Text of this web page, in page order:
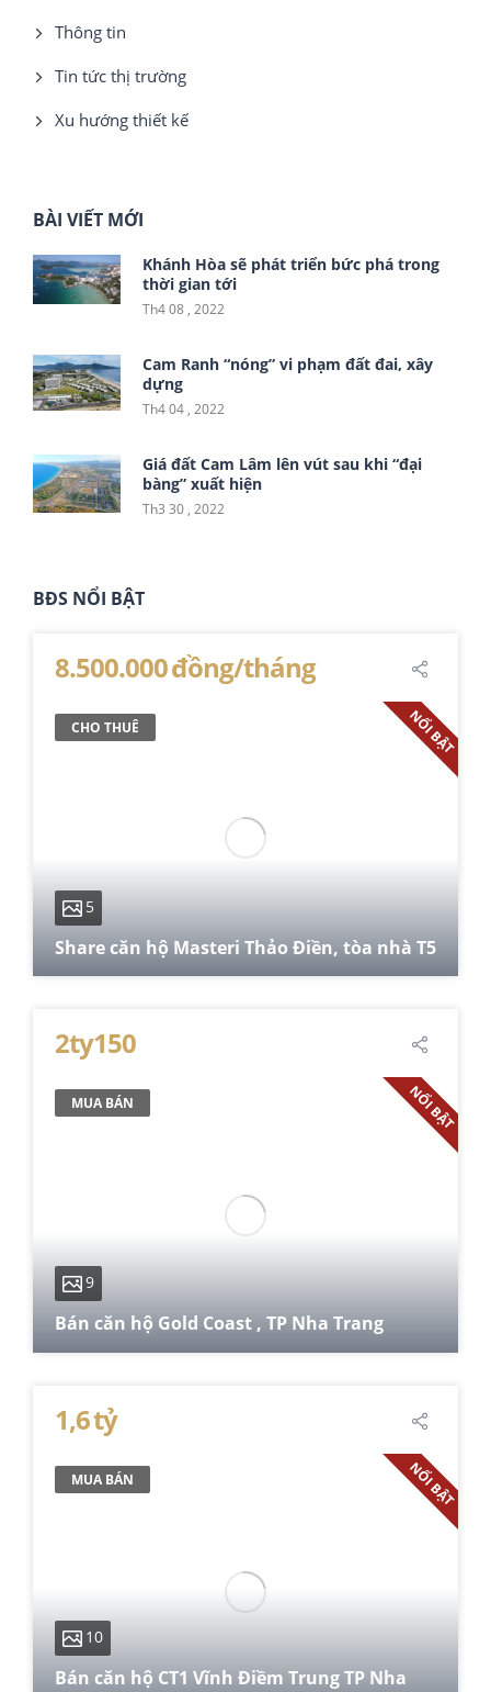
Thông tin
Tin tức thị trường
Xu hướng thiết kế
BÀI VIẾT MỚI
Khánh Hòa sẽ phát triển bức phá trong
thời gian tới
Th4 08 , 2022
Cam Ranh “nóng” vi phạm đất đai, xây
dựng
Th4 04 , 2022
Giá đất Cam Lâm lên vút sau khi “đại
bàng” xuất hiện
Th3 30 , 2022
BĐS NỔI BẬT
8.500.000 đồng/tháng
CHO THUÊ NỔI BẬT
5
Share căn hộ Masteri Thảo Điền, tòa nhà T5
2ty150
MUA BÁN NỔI BẬT
9
Bán căn hộ Gold Coast , TP Nha Trang
1,6 tỷ
MUA BÁN NỔI BẬT
10
Bán căn hộ CT1 Vĩnh Điềm Trung TP Nha